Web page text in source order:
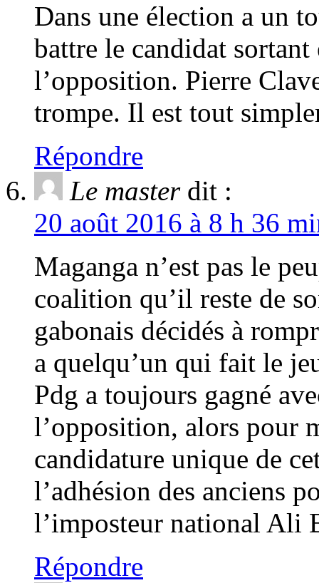
Dans une élection a un
battre le candidat
l’opposition. Pierre
trompe. Il est tout
Répondre
Le master dit :
20 août 2016 à 8 h 36
Maganga n’est pas le
coalition qu’il reste de
gabonais décidés à
a quelqu’un qui fait le
Pdg a toujours gagné
l’opposition, alors pour
candidature unique de
l’adhésion des anciens
l’imposteur national Ali
Répondre